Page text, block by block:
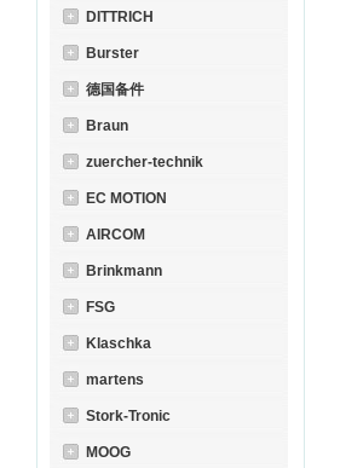
DITTRICH
Burster
德国备件
Braun
zuercher-technik
EC MOTION
AIRCOM
Brinkmann
FSG
Klaschka
martens
Stork-Tronic
MOOG